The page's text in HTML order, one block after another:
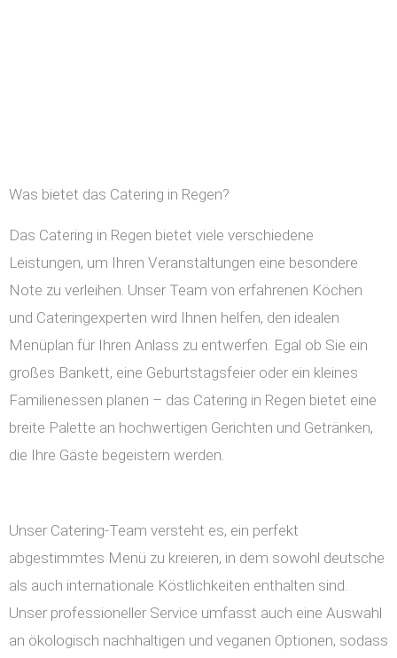
Was bietet das Catering in Regen?
Das Catering in Regen bietet viele verschiedene
Leistungen, um Ihren Veranstaltungen eine besondere
Note zu verleihen. Unser Team von erfahrenen Köchen
und Cateringexperten wird Ihnen helfen, den idealen
Menüplan für Ihren Anlass zu entwerfen. Egal ob Sie ein
großes Bankett, eine Geburtstagsfeier oder ein kleines
Familienessen planen – das Catering in Regen bietet eine
breite Palette an hochwertigen Gerichten und Getränken,
die Ihre Gäste begeistern werden.
Unser Catering-Team versteht es, ein perfekt
abgestimmtes Menü zu kreieren, in dem sowohl deutsche
als auch internationale Köstlichkeiten enthalten sind.
Unser professioneller Service umfasst auch eine Auswahl
an ökologisch nachhaltigen und veganen Optionen, sodass